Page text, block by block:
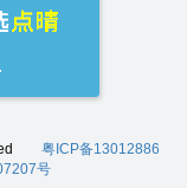
粤ICP备13012886
号